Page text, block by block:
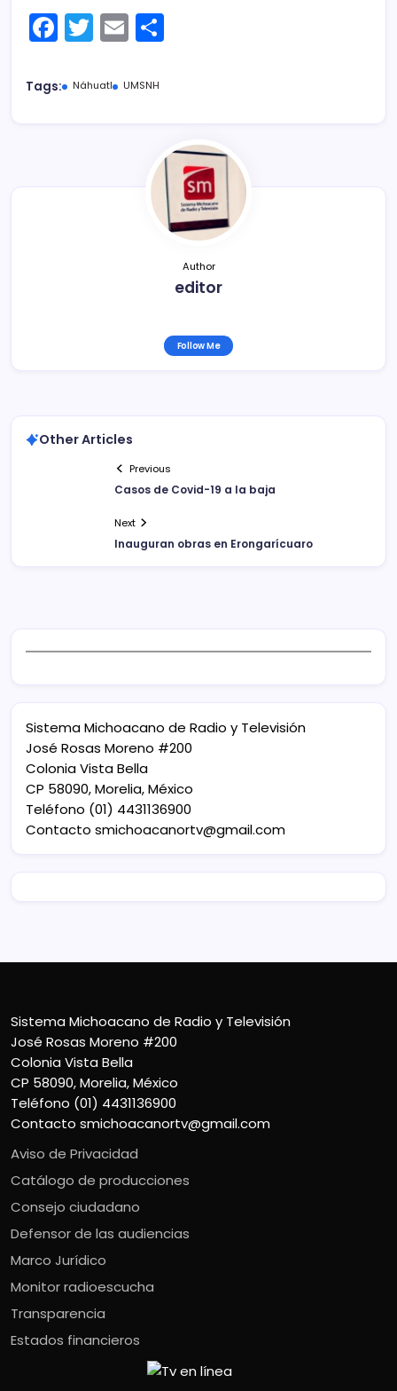
F
c
T
itt
E
ai
ar
tir
Tags: Náhuatl UMSNH
Author
editor
Follow Me
Other Articles
Previous
Casos de Covid-19 a la baja
Next
Inauguran obras en Erongarícuaro
Sistema Michoacano de Radio y Televisión
José Rosas Moreno #200
Colonia Vista Bella
CP 58090, Morelia, México
Teléfono (01) 4431136900
Contacto smichoacanortv@gmail.com
Sistema Michoacano de Radio y Televisión
José Rosas Moreno #200
Colonia Vista Bella
CP 58090, Morelia, México
Teléfono (01) 4431136900
Contacto smichoacanortv@gmail.com
Aviso de Privacidad
Catálogo de producciones
Consejo ciudadano
Defensor de las audiencias
Marco Jurídico
Monitor radioescucha
Transparencia
Estados financieros